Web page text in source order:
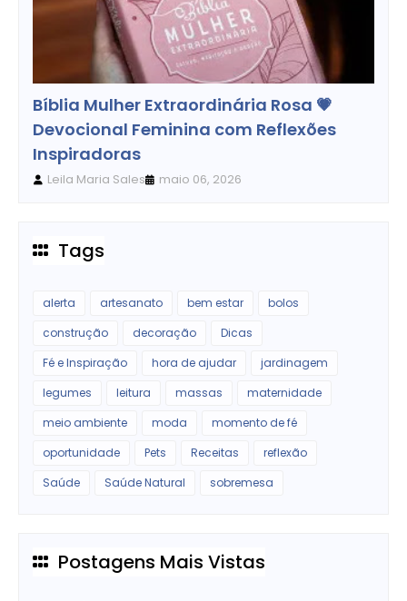
Dicas
Bíblia Mulher Extraordinária Rosa 💗
Devocional Feminina com Reflexões
Inspiradoras
Leila Maria Sales maio 06, 2026
Tags
alerta artesanato bem estar
bolos
construção
decoração
Dicas
Fé e Inspiração
hora de ajudar
jardinagem
legumes
leitura massas
maternidade
meio ambiente
moda
momento de fé
oportunidade
Pets Receitas
reflexão
Saúde
Saúde Natural sobremesa
Postagens Mais Vistas